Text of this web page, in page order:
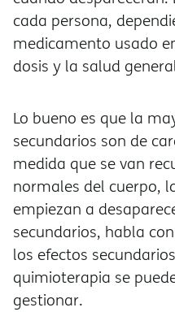
cada persona,
medicamento usado
dosis y la salud
Lo bueno es que la
secundarios son de
medida que se van
normales del cuerpo,
empiezan a
secundarios, habla
los efectos
quimioterapia se
gestionar.